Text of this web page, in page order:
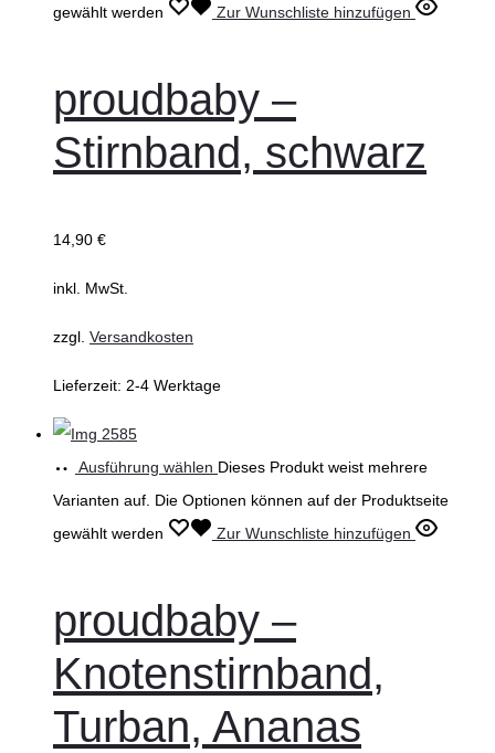
gewählt werden
Zur Wunschliste hinzufügen
proudbaby –
Stirnband, schwarz
14,90 €
inkl. MwSt.
zzgl. Versandkosten
Lieferzeit: 2-4 Werktage
Ausführung wählen Dieses Produkt weist mehrere
Varianten auf. Die Optionen können auf der Produktseite
gewählt werden
Zur Wunschliste hinzufügen
proudbaby –
Knotenstirnband,
Turban, Ananas